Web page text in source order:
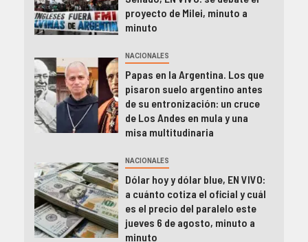
proyecto de Milei, minuto a
minuto
NACIONALES
Papas en la Argentina. Los que
pisaron suelo argentino antes
de su entronización: un cruce
de Los Andes en mula y una
misa multitudinaria
NACIONALES
Dólar hoy y dólar blue, EN VIVO:
a cuánto cotiza el oficial y cuál
es el precio del paralelo este
jueves 6 de agosto, minuto a
minuto